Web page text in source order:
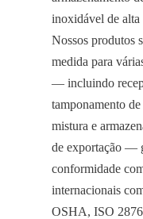
inoxidável de alta
Nossos produtos
medida para
— incluindo
tamponamento
mistura e
de exportação —
conformidade
internacionais
OSHA, ISO